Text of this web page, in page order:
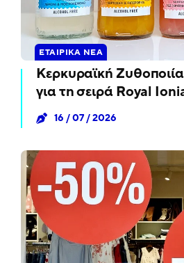
ΕΤΑΙΡΙΚΆ ΝΈΑ
Κερκυραϊκή
για τη σειρά Royal
16 / 07 / 2026